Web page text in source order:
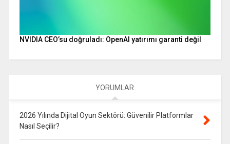
NVIDIA CEO’su doğruladı: OpenAI yatırımı garanti değil
YORUMLAR
2026 Yılında Dijital Oyun Sektörü: Güvenilir Platformlar
Nasıl Seçilir?